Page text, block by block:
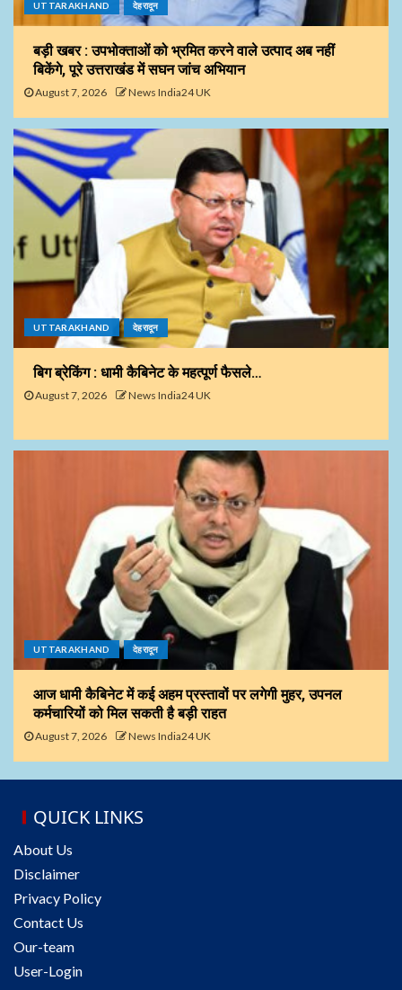
UTTARAKHAND देहरादून
बड़ी खबर : उपभोक्ताओं को भ्रमित करने वाले उत्पाद अब नहीं
बिकेंगे, पूरे उत्तराखंड में सघन जांच अभियान
August 7, 2026 News India24 UK
UTTARAKHAND देहरादून
बिग ब्रेकिंग : धामी कैबिनेट के महत्पूर्ण फैसले…
August 7, 2026 News India24 UK
UTTARAKHAND देहरादून
आज धामी कैबिनेट में कई अहम प्रस्तावों पर लगेगी मुहर, उपनल
कर्मचारियों को मिल सकती है बड़ी राहत
August 7, 2026 News India24 UK
QUICK LINKS
About Us
Disclaimer
Privacy Policy
Contact Us
Our-team
User-Login